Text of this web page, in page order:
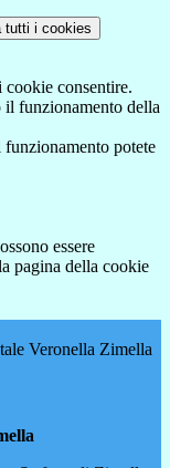
tutti i cookies
cookie consentire.
il funzionamento della
funzionamento potete
essere
pagina della cookie
Veronella Zimella